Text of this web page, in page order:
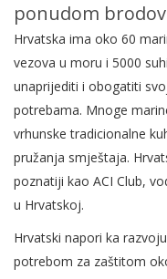
ponudom
Hrvatska ima oko 60
vezova u moru i 5000
unaprijediti i obogatiti
potrebama. Mnoge
vrhunske tradicionalne
pružanja smještaja.
poznatiji kao ACI Club,
u Hrvatskoj.
Hrvatski napori ka
potrebom za zaštitom